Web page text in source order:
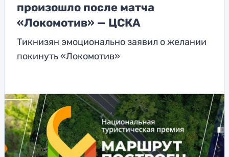
произошло после матча
«Локомотив» — ЦСКА
Тикнизян эмоционально заявил о желании
покинуть «Локомотив»